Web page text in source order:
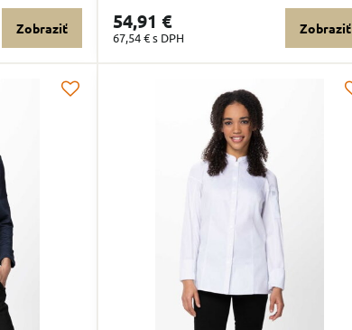
Zobraziť 54,91 €
67,54 €s DPH
Zobraziť